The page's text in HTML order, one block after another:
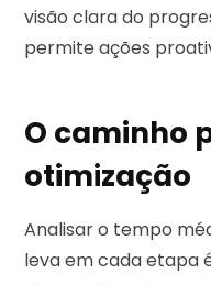
visão clara do
permite ações
O caminho
otimização
Analisar o tempo
leva em cada etapa